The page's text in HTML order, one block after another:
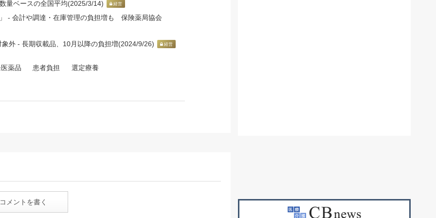
量ベースの全国平均(2025/3/14) 経営
- 会計や調達・在庫管理の負担増も 保険薬局協会
外 - 長期収載品、10月以降の負担増(2024/9/26) 経営
薬品 患者負担 選定療養
コメントを書く